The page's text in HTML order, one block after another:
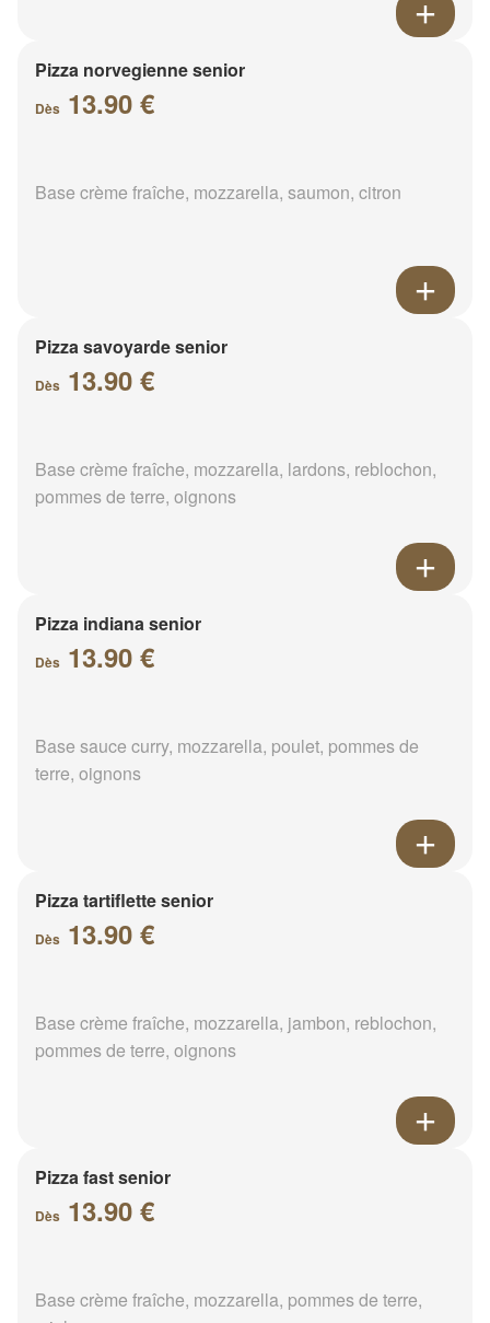
Pizza norvegienne senior
Dès 13.90 €
Base crème fraîche, mozzarella, saumon, citron
Pizza savoyarde senior
Dès 13.90 €
Base crème fraîche, mozzarella, lardons, reblochon,
pommes de terre, oignons
Pizza indiana senior
Dès 13.90 €
Base sauce curry, mozzarella, poulet, pommes de
terre, oignons
Pizza tartiflette senior
Dès 13.90 €
Base crème fraîche, mozzarella, jambon, reblochon,
pommes de terre, oignons
Pizza fast senior
Dès 13.90 €
Base crème fraîche, mozzarella, pommes de terre,